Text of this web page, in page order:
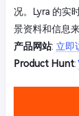
况。Lyra 的实
景资料和信息来
产品网站: 立即
Product Hunt: